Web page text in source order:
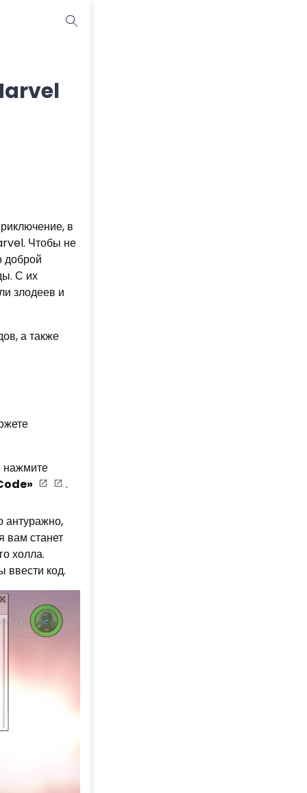
в
Чтобы не
доброй
С их
злодеев и
а также
.
антуражно,
вам станет
холла.
ввести код.